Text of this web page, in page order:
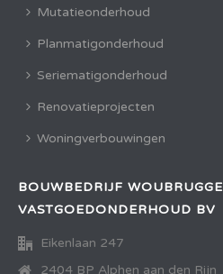
Mutatieonderhoud
Planmatigonderhoud
Seriematigonderhoud
Renovatieprojecten
Woningverbouwingen
BOUWBEDRIJF WOUBRUGGE
VASTGOEDONDERHOUD BV
Eikenlaan 247
2404 BP Alphen aan den Rijn